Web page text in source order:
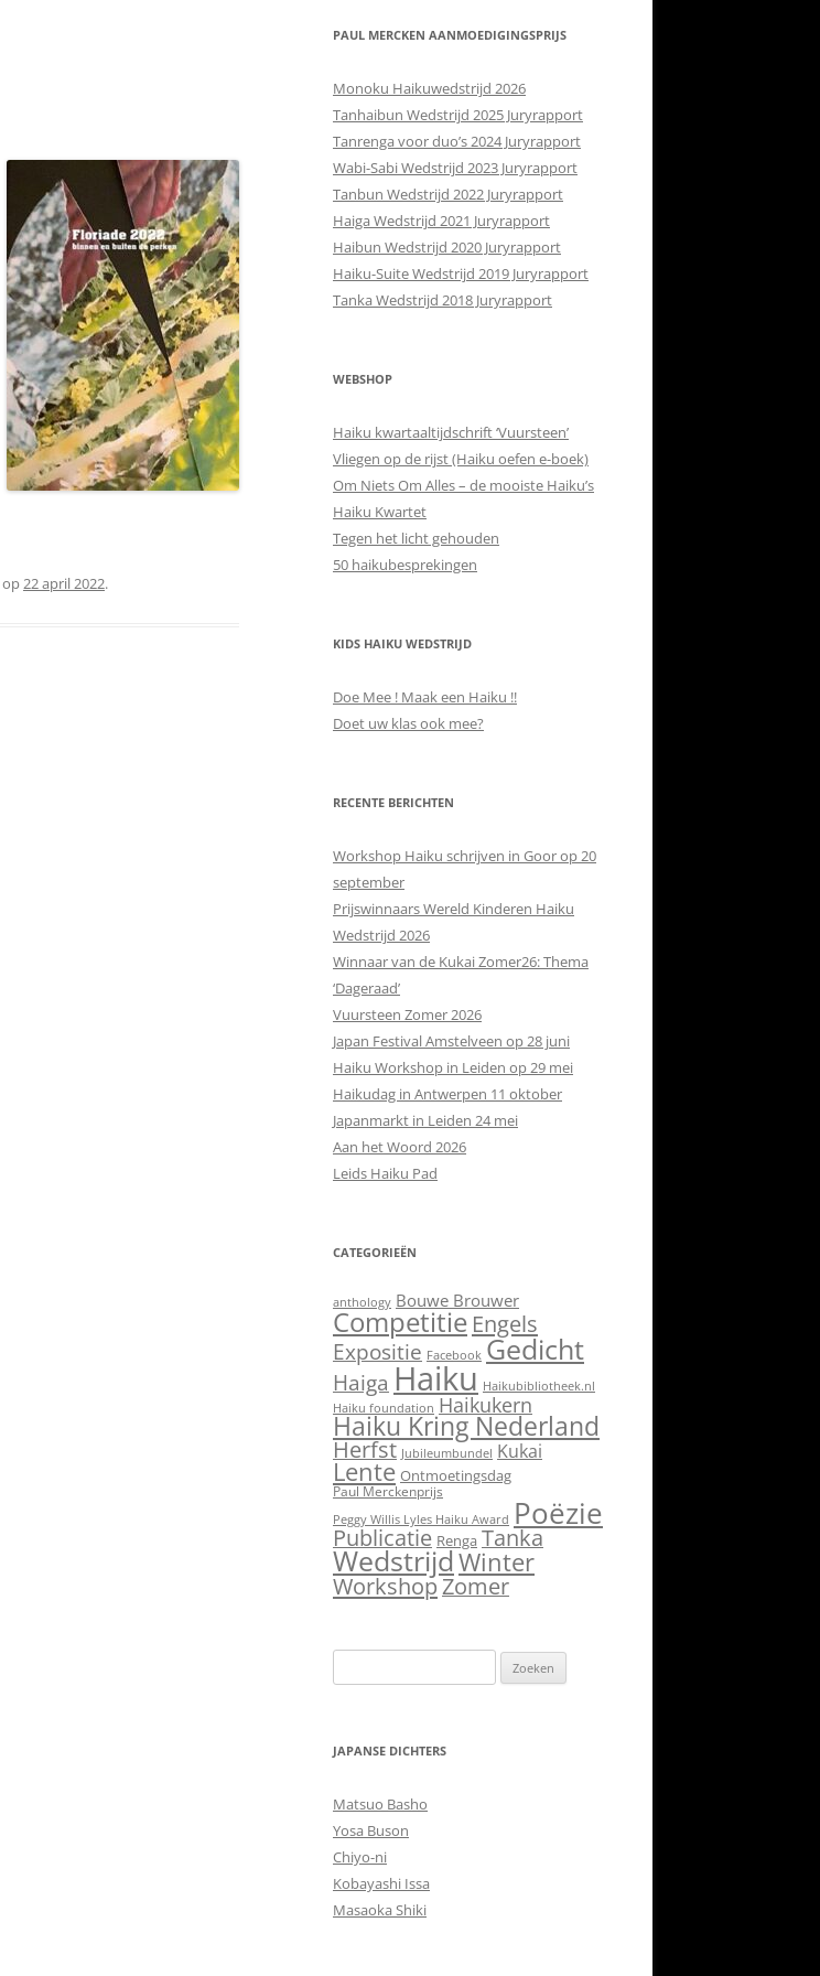
PERS CONTACT
op22 april 2022.
PAUL MERCKEN AANMOEDIGINGSPRIJS
Monoku Haikuwedstrijd 2026
Tanhaibun Wedstrijd 2025 Juryrapport
Tanrenga voor duo’s 2024 Juryrapport
Wabi-Sabi Wedstrijd 2023 Juryrapport
Tanbun Wedstrijd 2022 Juryrapport
Haiga Wedstrijd 2021 Juryrapport
Haibun Wedstrijd 2020 Juryrapport
Haiku-Suite Wedstrijd 2019 Juryrapport
Tanka Wedstrijd 2018 Juryrapport
WEBSHOP
Haiku kwartaaltijdschrift ‘Vuursteen’
Vliegen op de rijst (Haiku oefen e-boek)
Om Niets Om Alles – de mooiste Haiku’s
Haiku Kwartet
Tegen het licht gehouden
50 haikubesprekingen
KIDS HAIKU WEDSTRIJD
Doe Mee ! Maak een Haiku !!
Doet uw klas ook mee?
RECENTE BERICHTEN
Workshop Haiku schrijven in Goor op 20
september
Prijswinnaars Wereld Kinderen Haiku
Wedstrijd 2026
Winnaar van de Kukai Zomer26: Thema
‘Dageraad’
Vuursteen Zomer 2026
Japan Festival Amstelveen op 28 juni
Haiku Workshop in Leiden op 29 mei
Haikudag in Antwerpen 11 oktober
Japanmarkt in Leiden 24 mei
Aan het Woord 2026
Leids Haiku Pad
CATEGORIEËN
anthology Bouwe Brouwer
Competitie Engels
Expositie Facebook Gedicht
Haiga Haiku Haikubibliotheek.nl
Haiku foundation Haikukern
Haiku Kring Nederland
Herfst Jubileumbundel Kukai
Lente Ontmoetingsdag
Paul Merckenprijs
Peggy Willis Lyles Haiku Award Poëzie
Publicatie Renga Tanka
WedstrijdWinter
WorkshopZomer
naar:
JAPANSE DICHTERS
Matsuo Basho
Yosa Buson
Chiyo-ni
Kobayashi Issa
Masaoka Shiki